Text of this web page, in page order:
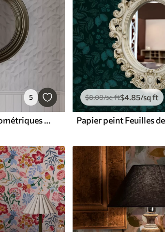
5
Papier peint Motifs géométriques dans des couleurs claires
$8.08/sq ft$4.85/sq ft